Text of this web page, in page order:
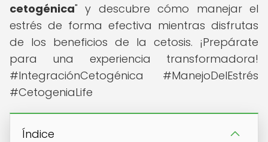
cetogénica" y descubre cómo manejar el
estrés de forma efectiva mientras disfrutas
de los beneficios de la cetosis. ¡Prepárate
para una experiencia transformadora!
#IntegraciónCetogénica #ManejoDelEstrés
#CetogeniaLife
Índice